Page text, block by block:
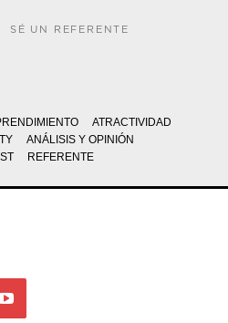
SÉ UN REFERENTE
ATRACTIVIDAD
ANÁLISIS Y OPINIÓN
REFERENTE